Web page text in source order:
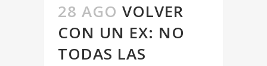
28 AGO VOLVER
CON UN EX: NO
TODAS LAS